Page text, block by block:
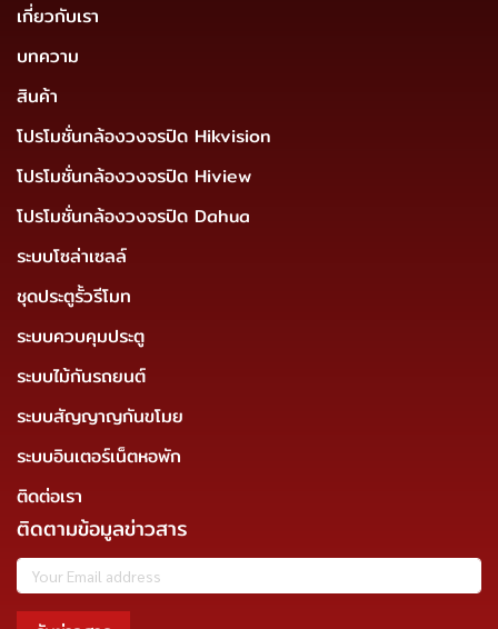
เกี่ยวกับเรา
บทความ
สินค้า
โปรโมชั่นกล้องวงจรปิด Hikvision
โปรโมชั่นกล้องวงจรปิด Hiview
โปรโมชั่นกล้องวงจรปิด Dahua
ระบบโซล่าเซลล์
ชุดประตูรั้วรีโมท
ระบบควบคุมประตู
ระบบไม้กันรถยนต์
ระบบสัญญาญกันขโมย
ระบบอินเตอร์เน็ตหอพัก
ติดต่อเรา
ติดตามข้อมูลข่าวสาร